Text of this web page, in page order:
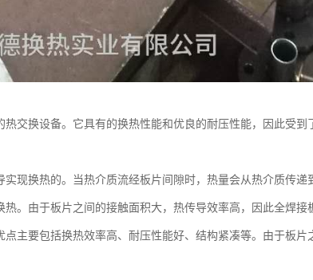
交换设备。它具有的换热性能和优良的耐压性能，因此受到
现换热的。当热介质流经板片间隙时，热量会从热介质传递
。由于板片之间的接触面积大，热传导效率高，因此全焊接
主要包括换热效率高、耐压性能好、结构紧凑等。由于板片